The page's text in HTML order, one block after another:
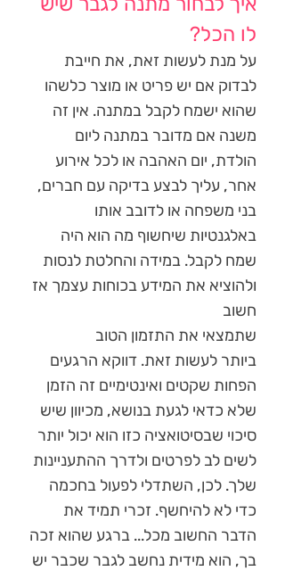
לו הכל?
על מנת לעשות זאת, את חייבת
לבדוק אם יש פריט או מוצר כלשהו
שהוא ישמח לקבל במתנה. אין זה
משנה אם מדובר במתנה ליום
הולדת, יום האהבה או לכל אירוע
אחר, עליך לבצע בדיקה עם חברים,
בני משפחה או לדובב אותו
באלגנטיות שיחשוף מה הוא היה
שמח לקבל. במידה והחלטת לנסות
ולהוציא את המידע בכוחות עצמך אז
חשוב
שתמצאי את התזמון הטוב
ביותר לעשות זאת. דווקא הרגעים
הפחות שקטים ואינטימיים זה הזמן
שלא כדאי לגעת בנושא, מכיוון שיש
סיכוי שבסיטואציה כזו הוא יכול יותר
לשים לב לפרטים ולדרך ההתעניינות
שלך. לכן, השתדלי לפעול בחכמה
כדי לא להיחשף. זכרי תמיד את
הדבר החשוב מכל... ברגע שהוא זכה
בך, הוא מידית נחשב לגבר שכבר יש